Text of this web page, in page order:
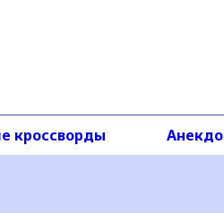
кроссворды